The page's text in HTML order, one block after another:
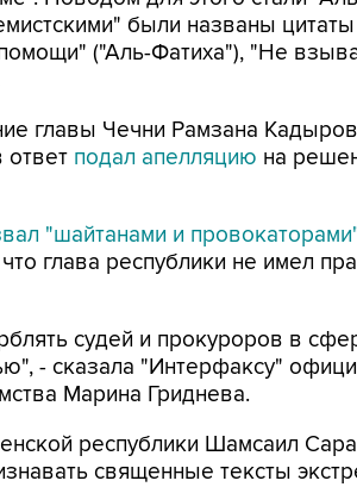
были названы
("Аль-Фатиха"), "Не
главы Чечни Рамзана
ответ подал апелляцию на
"шайтанами и
глава республики не имел
судей и прокуроров в
- сказала "Интерфаксу"
Марина Гриднева.
республики Шамсаил
священные тексты